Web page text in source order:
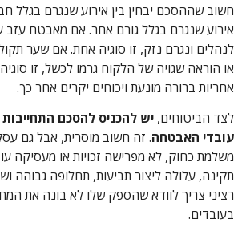
חשוב שההסכם יבחין בין אירוע שנגרם בגלל
אירוע שנגרם בגלל גורם אחר. אם מאבטח עזב
לנהלים ונגרם נזק, זו סוגיה אחת. אם שער
או הוראה שגויה של הלקוח גרמו לכשל, זו
אחריות ברורה מונעת ויכוחים יקרים אחר כך.
לצד הביטוחים, יש להכניס להסכם
עובדי האבטחה. זה חשוב מוסרית, אבל גם
משלמת כחוק, לא מפרישה זכויות או מעסיקה
תקינה, עלולה ליצור תביעות, תחלופה גבוהה
רציני צריך לוודא שהספק שלו לא בונה את
בעובדים.